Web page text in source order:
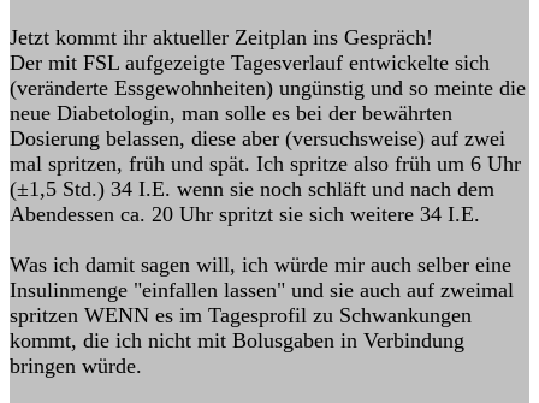
Jetzt kommt ihr aktueller Zeitplan ins Gespräch!
Der mit FSL aufgezeigte Tagesverlauf entwickelte sich
(veränderte Essgewohnheiten) ungünstig und so meinte die
neue Diabetologin, man solle es bei der bewährten
Dosierung belassen, diese aber (versuchsweise) auf zwei
mal spritzen, früh und spät. Ich spritze also früh um 6 Uhr
(±1,5 Std.) 34 I.E. wenn sie noch schläft und nach dem
Abendessen ca. 20 Uhr spritzt sie sich weitere 34 I.E.
Was ich damit sagen will, ich würde mir auch selber eine
Insulinmenge "einfallen lassen" und sie auch auf zweimal
spritzen WENN es im Tagesprofil zu Schwankungen
kommt, die ich nicht mit Bolusgaben in Verbindung
bringen würde.